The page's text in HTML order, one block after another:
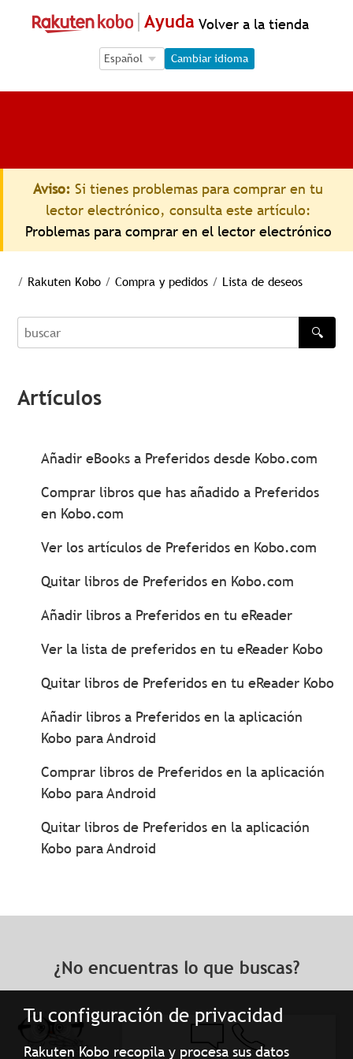
Tu configuración de privacidad
Rakuten Kobo recopila y procesa sus datos
Ayuda Volver a la tienda
Language Selection
Language Selection
Cambiar idioma
Aviso: Si tienes problemas para comprar en tu
lector electrónico, consulta este artículo:
Problemas para comprar en el lector electrónico
/ Rakuten Kobo / Compra y pedidos / Lista de deseos
buscar
🔍
Artículos
Añadir eBooks a Preferidos desde Kobo.com
Comprar libros que has añadido a Preferidos
en Kobo.com
Ver los artículos de Preferidos en Kobo.com
Quitar libros de Preferidos en Kobo.com
Añadir libros a Preferidos en tu eReader
Ver la lista de preferidos en tu eReader Kobo
Quitar libros de Preferidos en tu eReader Kobo
Añadir libros a Preferidos en la aplicación
Kobo para Android
Comprar libros de Preferidos en la aplicación
Kobo para Android
Quitar libros de Preferidos en la aplicación
Kobo para Android
¿No encuentras lo que buscas?